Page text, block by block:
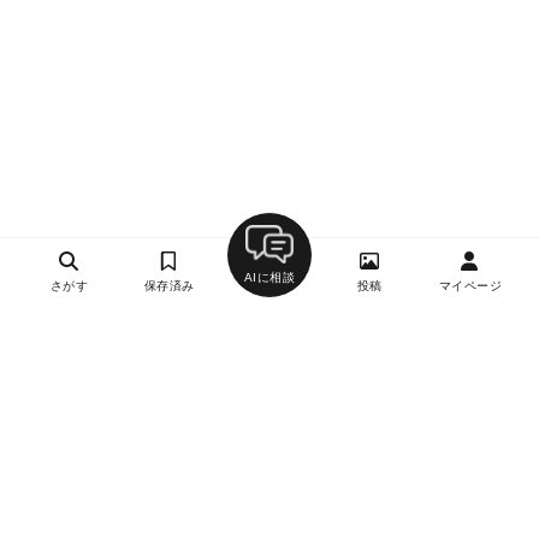
さがす 保存済み
AIに相談
投稿 マイページ